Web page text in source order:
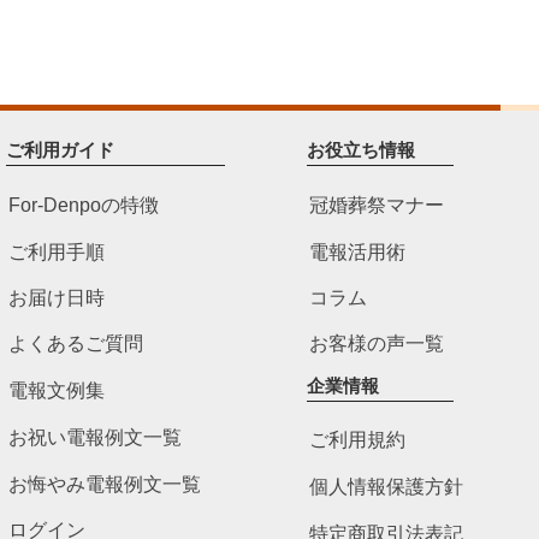
ご利用ガイド
For-Denpoの特徴
ご利用手順
お届け日時
よくあるご質問
電報文例集
お祝い電報例文一覧
お悔やみ電報例文一覧
ログイン
お役立ち情報
冠婚葬祭マナー
電報活用術
コラム
お客様の声一覧
企業情報
ご利用規約
個人情報保護方針
特定商取引法表記